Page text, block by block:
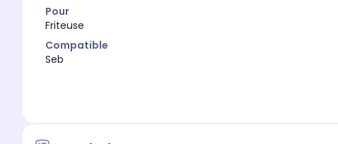
Pour
Friteuse
Compatible
Seb